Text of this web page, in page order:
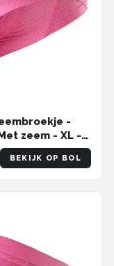
-
zeem - XL -
- Fietsshort -
BEKIJK OP BOL